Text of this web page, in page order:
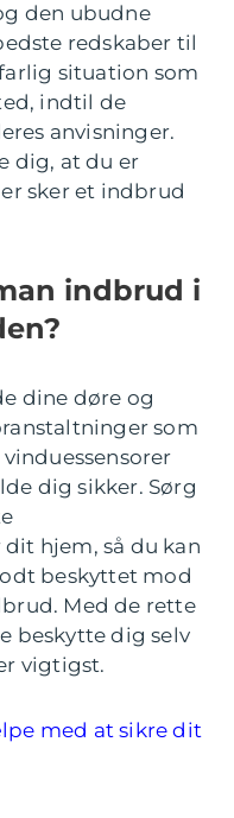
den ubudne
redskaber til
situation som
indtil de
anvisninger.
dig, at du er
sker et indbrud
indbrud i
dine døre og
som
dig sikker. Sørg
hjem, så du kan
beskyttet mod
Med de rette
beskytte dig selv
vigtigst.
med at sikre dit